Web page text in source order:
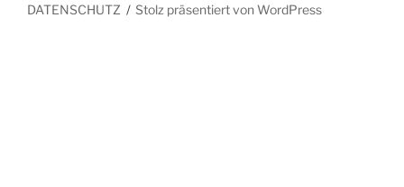
DATENSCHUTZ Stolz präsentiert von WordPress